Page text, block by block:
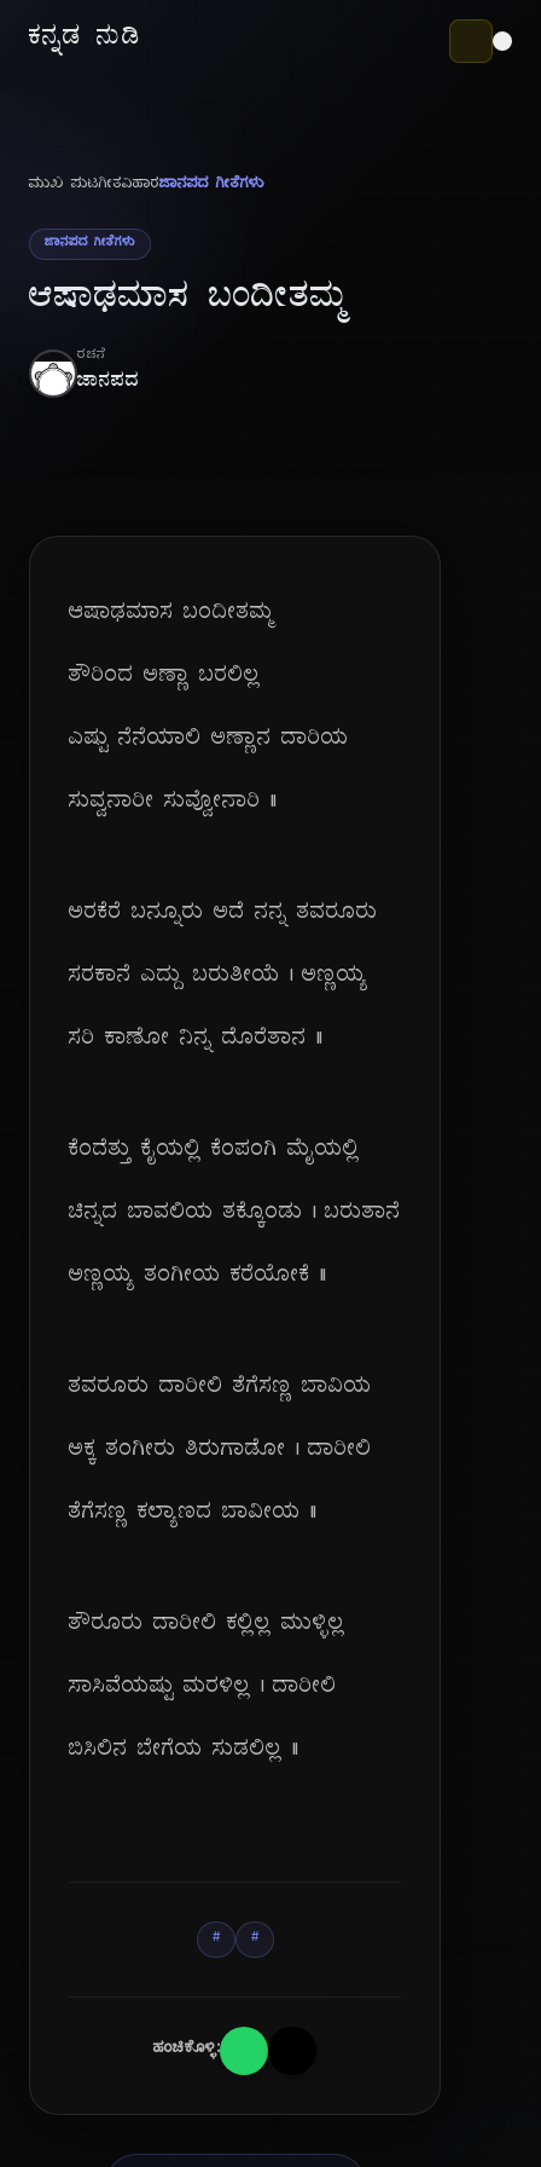
ಕನ್ನಡ ನುಡಿ
ಮುಖ ಪುಟಗೀತವಿಹಾರಜಾನಪದ ಗೀತೆಗಳು
ಜಾನಪದ ಗೀತೆಗಳು
ಆಷಾಢಮಾಸ ಬಂದೀತಮ್ಮ
ರಚನೆ
ಜಾನಪದ
ಆಷಾಢಮಾಸ ಬಂದೀತಮ್ಮ
ತೌರಿಂದ ಅಣ್ಣಾ ಬರಲಿಲ್ಲ
ಎಷ್ಟು ನೆನೆಯಾಲಿ ಅಣ್ಣಾನ ದಾರಿಯ
ಸುವ್ವನಾರೀ ಸುವ್ವೋನಾರಿ ||
ಅರಕೆರೆ ಬನ್ನೂರು ಅದೆ ನನ್ನ ತವರೂರು
ಸರಕಾನೆ ಎದ್ದು ಬರುತೀಯೆ | ಅಣ್ಣಯ್ಯ
ಸರಿ ಕಾಣೋ ನಿನ್ನ ದೊರೆತಾನ ||
ಕೆಂದೆತ್ತು ಕೈಯಲ್ಲಿ ಕೆಂಪಂಗಿ ಮೈಯಲ್ಲಿ
ಚಿನ್ನದ ಬಾವಲಿಯ ತಕ್ಕೊಂಡು | ಬರುತಾನೆ
ಅಣ್ಣಯ್ಯ ತಂಗೀಯ ಕರೆಯೋಕೆ ||
ತವರೂರು ದಾರೀಲಿ ತೆಗೆಸಣ್ಣ ಬಾವಿಯ
ಅಕ್ಕ ತಂಗೀರು ತಿರುಗಾಡೋ | ದಾರೀಲಿ
ತೆಗೆಸಣ್ಣ ಕಲ್ಯಾಣದ ಬಾವೀಯ ||
ತೌರೂರು ದಾರೀಲಿ ಕಲ್ಲಿಲ್ಲ ಮುಳ್ಳಿಲ್ಲ
ಸಾಸಿವೆಯಷ್ಟು ಮರಳಿಲ್ಲ | ದಾರೀಲಿ
ಬಿಸಿಲಿನ ಬೇಗೆಯ ಸುಡಲಿಲ್ಲ ||
# #
ಹಂಚಿಕೊಳ್ಳಿ: